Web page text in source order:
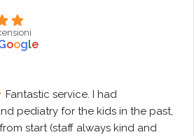
oogle
Fantastic service. I had
pediatry for the kids in the past,
start (staff always kind and